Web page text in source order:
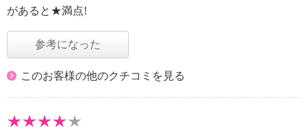
があると★満点!
参考になった
このお客様の他のクチコミを見る